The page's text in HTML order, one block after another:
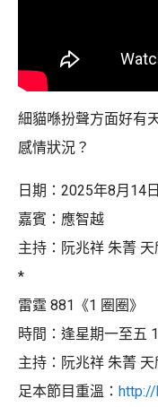
細貓喺扮聲方面好有
感情狀況？
日期：2025年8月14日
嘉賓：應智越
主持：阮兆祥 朱菁 天
*
雷霆 881《1 圈圈》
時間：逢星期一至五
主持：阮兆祥 朱菁 天
足本節目重溫：